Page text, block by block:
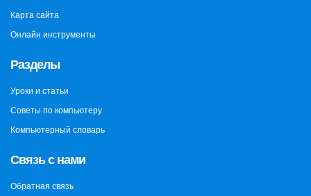
Карта сайта
Онлайн инструменты
Разделы
Уроки и статьи
Советы по компьютеру
Компьютерный словарь
Связь с нами
Обратная связь